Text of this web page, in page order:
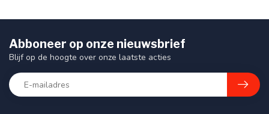
Abboneer op onze nieuwsbrief
Blijf op de hoogte over onze laatste acties